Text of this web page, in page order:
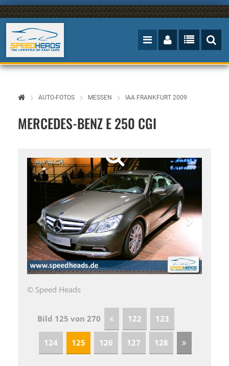
AUTO-FOTOS MESSEN IAA FRANKFURT 2009
MERCEDES-BENZ E 250 CGI
© Speed Heads
Bild 125 von 270 122 123
124 125 126 127 128